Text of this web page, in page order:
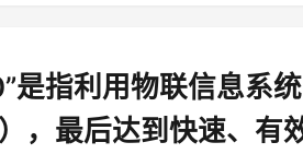
是指利用物联信息系
，最后达到快速、有